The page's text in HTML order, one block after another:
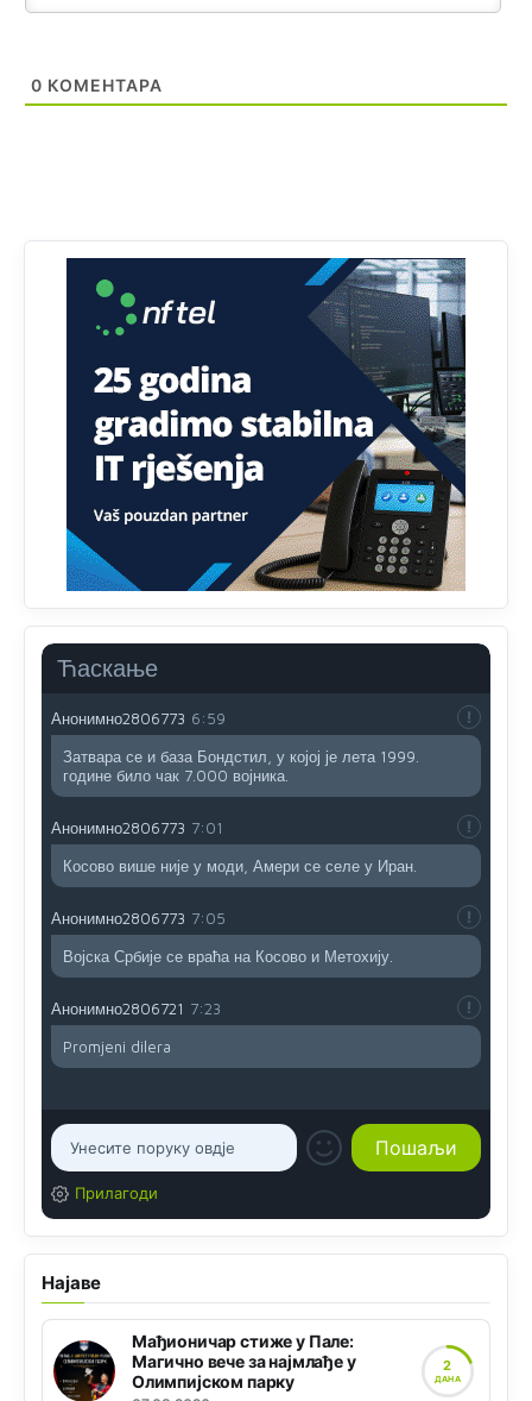
0 КОМЕНТАРА
Ћаскање
Анонимно2800732 јуче 6:20
Анонимно2806339 4:23
Анонимно2806419
биће увек држава за турчина који овде уноси немир
Анонимно2806552
5:39
nije mujo turcin, mujo ue bendasr
Анонимно2806721 6:37
Možete sebi umisliti da je i Kosovo dio Srbije al
nije...probajte ući bezpasosa.Takoirs.Umislili ste da
ste nebeski narod
Анонимно2806773 6:56
АМЕРИКАНЦИ ДО КРАЈА ГОДИНЕ ОДЛАЗЕ СА
КОСОВА
Анонимно2806773 6:59
Затвара се и база Бондстил, у којој је лета 1999.
године било чак 7.000 војника.
Анонимно2806773 7:01
Косово више није у моди, Амери се селе у Иран.
Анонимно2806773 7:05
Војска Србије се враћа на Косово и Метохију.
Анонимно2806721 7:23
Promjeni dilera
Прилагоди
Најаве
Мађионичар стиже у Пале:
Магично вече за најмлађе у
Олимпијском парку
2
ДАНА